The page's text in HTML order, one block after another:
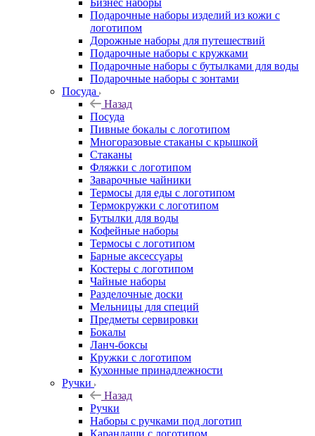
Бизнес наборы
Подарочные наборы изделий из кожи с
логотипом
Дорожные наборы для путешествий
Подарочные наборы с кружками
Подарочные наборы с бутылками для воды
Подарочные наборы с зонтами
Посуда
Назад
Посуда
Пивные бокалы с логотипом
Многоразовые стаканы с крышкой
Стаканы
Фляжки с логотипом
Заварочные чайники
Термосы для еды с логотипом
Термокружки с логотипом
Бутылки для воды
Кофейные наборы
Термосы с логотипом
Барные аксессуары
Костеры с логотипом
Чайные наборы
Разделочные доски
Мельницы для специй
Предметы сервировки
Бокалы
Ланч-боксы
Кружки с логотипом
Кухонные принадлежности
Ручки
Назад
Ручки
Наборы с ручками под логотип
Карандаши с логотипом